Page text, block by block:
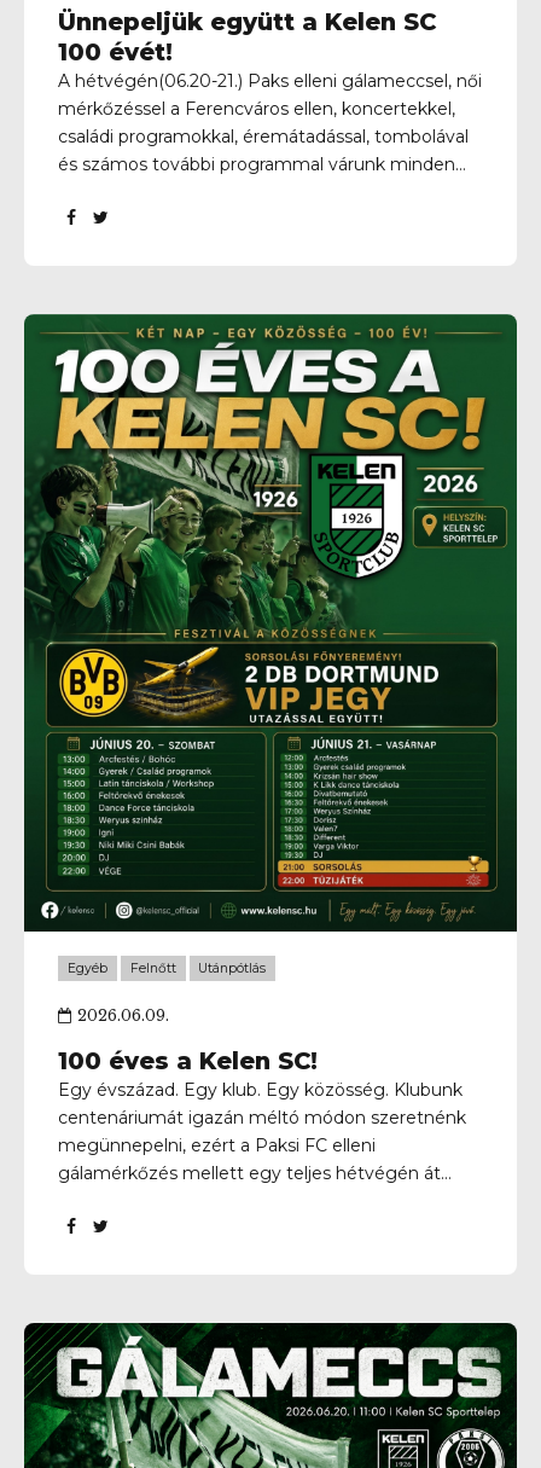
Ünnepeljük együtt a Kelen SC
100 évét!
A hétvégén(06.20-21.) Paks elleni gálameccsel, női
mérkőzéssel a Ferencváros ellen, koncertekkel,
családi programokkal, éremátadással, tombolával
és számos további programmal várunk minden
Egyéb Felnőtt Utánpótlás
2026.06.09.
100 éves a Kelen SC!
Egy évszázad. Egy klub. Egy közösség. Klubunk
centenáriumát igazán méltó módon szeretnénk
megünnepelni, ezért a Paksi FC elleni
gálamérkőzés mellett egy teljes hétvégén át
Kelenvölgyben! Sport, közösség, családi
éves történetét. A jó hangulatról pedig a
programok mellett kihelyezett food truck is
gondoskodik, így finom falatokkal és frissítőkkel is
várunk mindenkit! Legyetek részesei a jubileumi
hétvégének, ünnepeljük együtt klubunk múltját,